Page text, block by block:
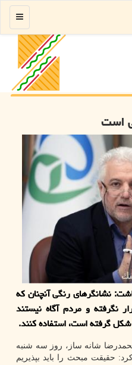
منو
است
نشانگرهای رنگی آنچنان که
نگرفته و مردم آگاه نیستند
شکل گرفته است، استفاده کنند.
شانه ساز، روز سه شنبه
حقیقت مبحث را باید بپذیریم